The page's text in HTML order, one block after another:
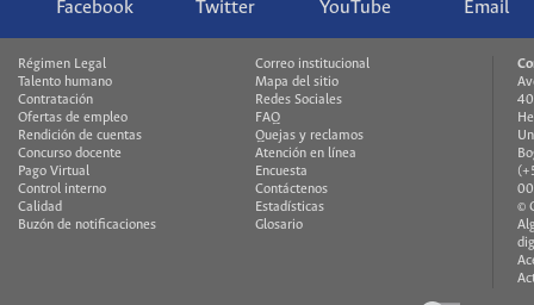
Facebook Twitter YouTube Email
Régimen Legal
Talento humano
Contratación
Ofertas de empleo
Rendición de cuentas
Concurso docente
Pago Virtual
Control interno
Calidad
Buzón de notificaciones
Correo institucional
Mapa del sitio
Redes Sociales
FAQ
Quejas y reclamos
Atención en línea
Encuesta
Contáctenos
Estadísticas
Glosario
©